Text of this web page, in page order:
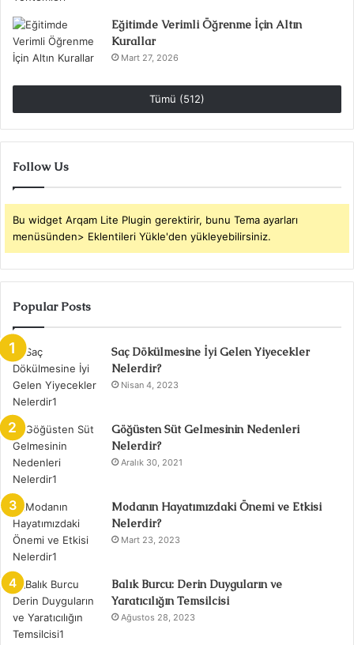
Eğitimde Verimli Öğrenme İçin Altın
Kurallar
Mart 27, 2026
Tümü (512)
Follow Us
Bu widget Arqam Lite Plugin gerektirir, bunu Tema ayarları
menüsünden> Eklentileri Yükle'den yükleyebilirsiniz.
Popular Posts
Saç Dökülmesine İyi Gelen Yiyecekler
Nelerdir?
Nisan 4, 2023
Göğüsten Süt Gelmesinin Nedenleri
Nelerdir?
Aralık 30, 2021
Modanın Hayatımızdaki Önemi ve Etkisi
Nelerdir?
Mart 23, 2023
Balık Burcu: Derin Duyguların ve
Yaratıcılığın Temsilcisi
Ağustos 28, 2023